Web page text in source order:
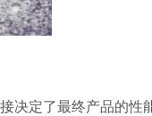
决定了最终产品的性